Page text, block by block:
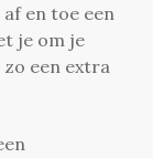
en toe een
je om je
een extra